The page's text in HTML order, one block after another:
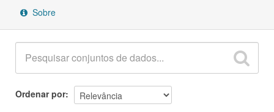
Sobre
Ordenar por